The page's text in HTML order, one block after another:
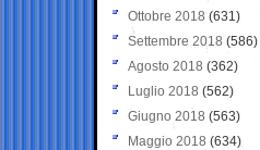
Ottobre 2018 (631)
Settembre 2018 (586)
Agosto 2018 (362)
Luglio 2018 (562)
Giugno 2018 (563)
Maggio 2018 (634)